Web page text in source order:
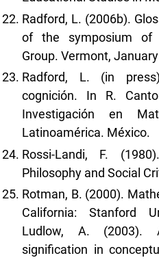
Radford, L. (2006b).
of the symposium of
Group. Vermont,
Radford, L. (in
cognición. In R.
Investigación en
Latinoamérica. México.
Rossi-Landi, F.
Philosophy and Social
Rotman, B. (2000).
California: Stanford
Ludlow, A. (2003).
signification in